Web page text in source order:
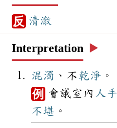
反 清澈
Interpretation ▶️
混濁 、不乾淨 。
例 會議室內 人手
不堪 。